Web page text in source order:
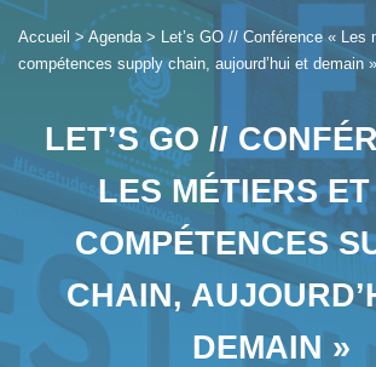
Accueil >Agenda >
Let’s GO // Conférence « Les
compétences supply chain, aujourd’hui et demain »
LET’S GO //
LES MÉTIERS
COMPÉTENCES
CHAIN,
DEMAIN »